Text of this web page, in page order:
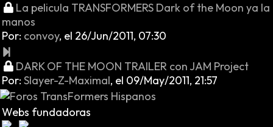
La pelicula TRANSFORMERS Dark of the Moon ya
manos
Por: convoy, el 26/Jun/2011, 07:30
DARK OF THE MOON TRAILER con JAM Project
Por: Slayer-Z-Maximal, el 09/May/2011, 21:57
Webs fundadoras